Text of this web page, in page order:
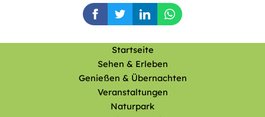
Startseite
Sehen & Erleben
Genießen & Übernachten
Veranstaltungen
Naturpark